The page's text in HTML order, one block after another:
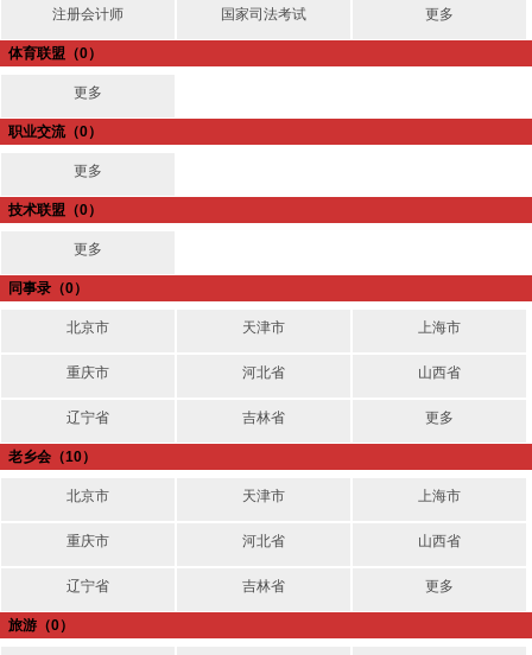
注册会计师 国家司法考试 更多
体育联盟 （0）
更多
职业交流（0）
更多
技术联盟 （0）
更多
同事录 （0）
北京市 天津市 上海市
重庆市 河北省 山西省
辽宁省 吉林省 更多
老乡会 （10）
北京市 天津市 上海市
重庆市 河北省 山西省
辽宁省 吉林省 更多
旅游 （0）